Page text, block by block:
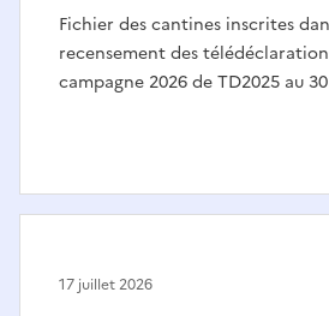
Fichier des cantines inscrites
recensement des
campagne 2026 de TD2025 au
17 juillet 2026